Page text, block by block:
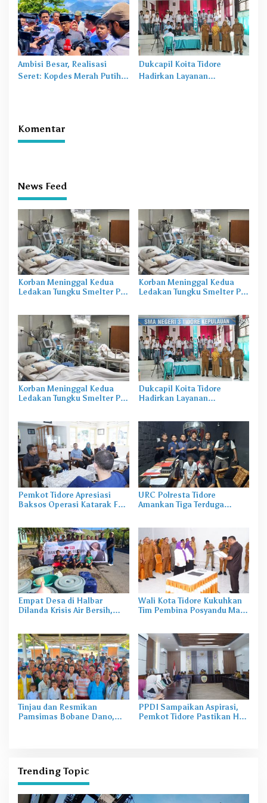
Ambisi Besar, Realisasi
Seret: Kopdes Merah Putih
Dukcapil Koita Tidore
Hadirkan Layanan
Komentar
News Feed
Korban Meninggal Kedua
Ledakan Tungku Smelter PT
Korban Meninggal Kedua
Ledakan Tungku Smelter PT
Korban Meninggal Kedua
Ledakan Tungku Smelter PT
Dukcapil Koita Tidore
Hadirkan Layanan
Pemkot Tidore Apresiasi
Baksos Operasi Katarak FK-
URC Polresta Tidore
Amankan Tiga Terduga
Empat Desa di Halbar
Dilanda Krisis Air Bersih,
Wali Kota Tidore Kukuhkan
Tim Pembina Posyandu Masa
Tinjau dan Resmikan
Pamsimas Bobane Dano,
PPDI Sampaikan Aspirasi,
Pemkot Tidore Pastikan Hak
Trending Topic